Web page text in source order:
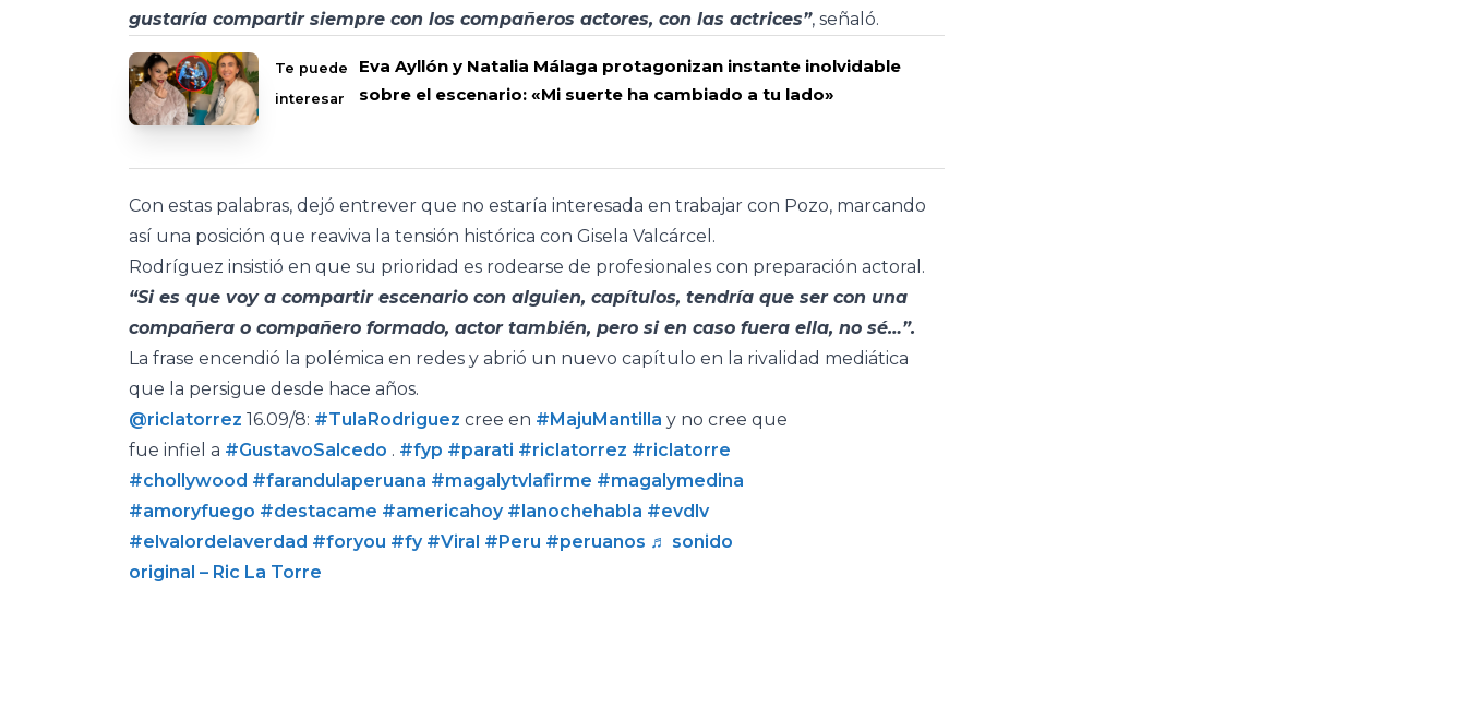
gustaría compartir siempre con los compañeros actores, con las actrices”, señaló.
Te puede
interesar
Eva Ayllón y Natalia Málaga protagonizan instante inolvidable
sobre el escenario: «Mi suerte ha cambiado a tu lado»
Con estas palabras, dejó entrever que no estaría interesada en trabajar con Pozo, marcando
así una posición que reaviva la tensión histórica con Gisela Valcárcel.
Rodríguez insistió en que su prioridad es rodearse de profesionales con preparación actoral.
“Si es que voy a compartir escenario con alguien, capítulos, tendría que ser con una
compañera o compañero formado, actor también, pero si en caso fuera ella, no sé…”.
La frase encendió la polémica en redes y abrió un nuevo capítulo en la rivalidad mediática
que la persigue desde hace años.
@riclatorrez 16.09/8: #TulaRodriguez cree en #MajuMantilla y no cree que
fue infiel a #GustavoSalcedo . #fyp #parati #riclatorrez #riclatorre
#chollywood #farandulaperuana #magalytvlafirme #magalymedina
#amoryfuego #destacame #americahoy #lanochehabla #evdlv
#elvalordelaverdad #foryou #fy #Viral #Peru #peruanos ♬ sonido
original – Ric La Torre